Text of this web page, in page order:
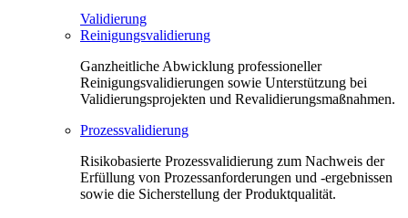
Validierung
Reinigungsvalidierung
Ganzheitliche Abwicklung professioneller
Reinigungsvalidierungen sowie Unterstützung bei
Validierungsprojekten und Revalidierungsmaßnahmen.
Prozessvalidierung
Risikobasierte Prozessvalidierung zum Nachweis der
Erfüllung von Prozessanforderungen und -ergebnissen
sowie die Sicherstellung der Produktqualität.